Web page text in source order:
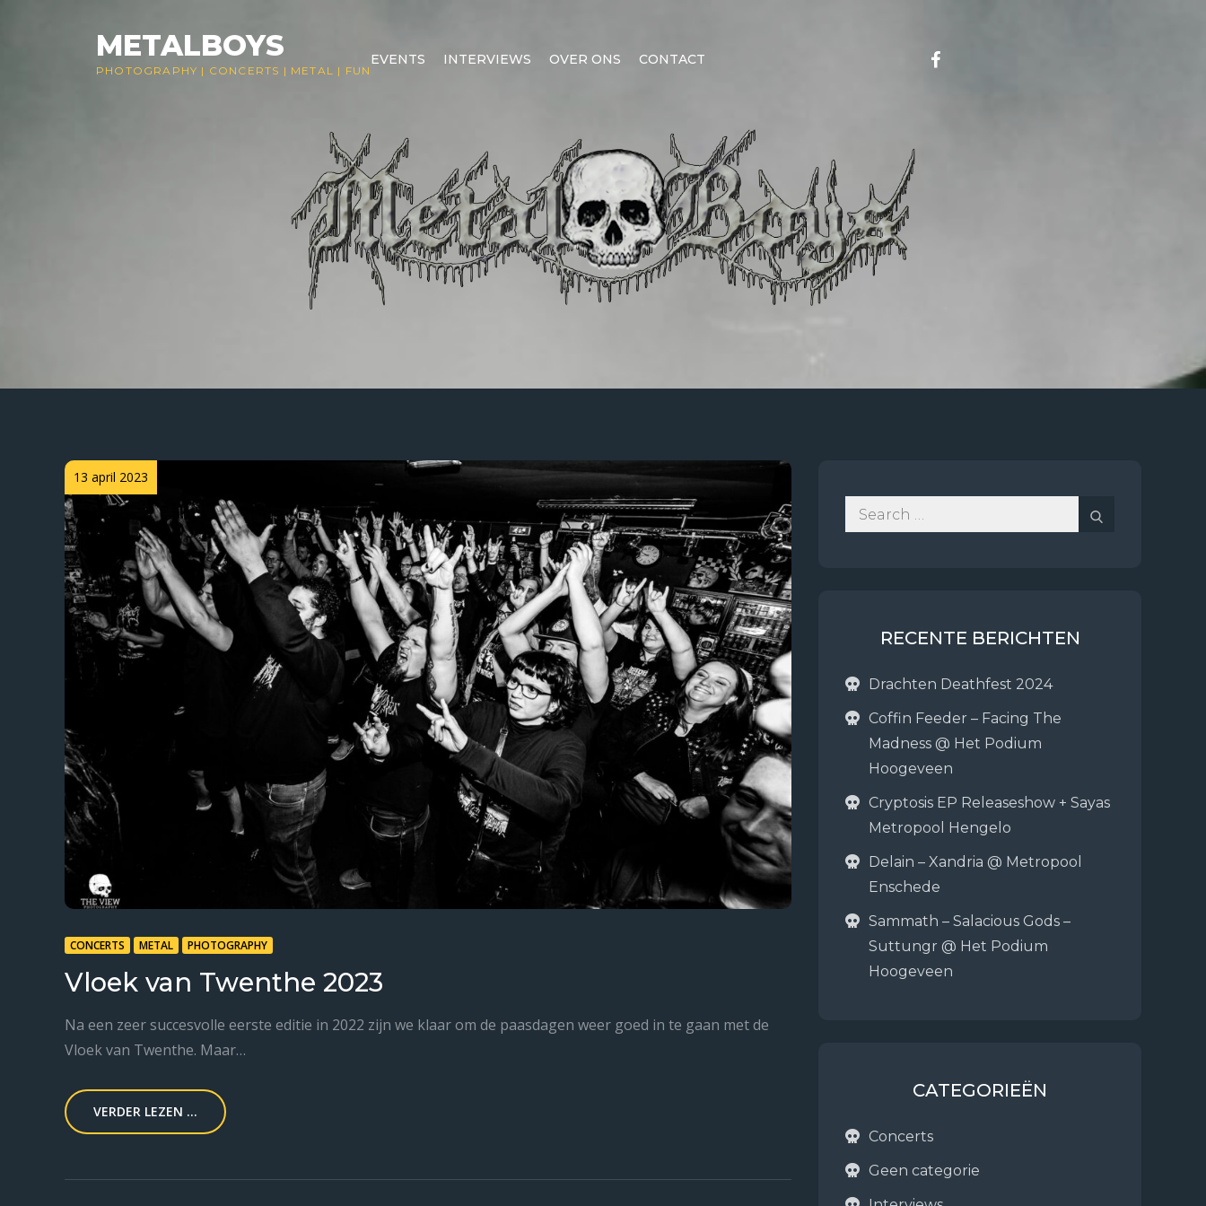
METALBOYS
PHOTOGRAPHY | CONCERTS | METAL | FUN
EVENTS INTERVIEWS OVER ONS CONTACT
Metalboys
Posted
on
13 april 2023
CONCERTS METAL PHOTOGRAPHY
Vloek van Twenthe 2023
Na een zeer succesvolle eerste editie in 2022 zijn we klaar om de paasdagen weer goed in te gaan met de
Vloek van Twenthe. Maar…
VERDER LEZEN ...
Search
for:
RECENTE BERICHTEN
Drachten Deathfest 2024
Coffin Feeder – Facing The
Madness @ Het Podium
Hoogeveen
Cryptosis EP Releaseshow + Sayas
Metropool Hengelo
Delain – Xandria @ Metropool
Enschede
Sammath – Salacious Gods –
Suttungr @ Het Podium
Hoogeveen
CATEGORIEËN
Concerts
Geen categorie